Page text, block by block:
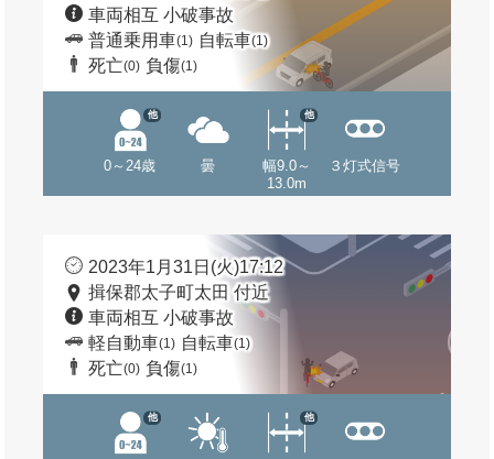
車両相互 小破事故
普通乗用車(1) 自転車(1)
死亡(0) 負傷(1)
0～24歳
他
曇
幅9.0～
13.0m
他
３灯式信号
2023年1月31日(火)17:12
揖保郡太子町太田 付近
車両相互 小破事故
軽自動車(1) 自転車(1)
死亡(0) 負傷(1)
他 他